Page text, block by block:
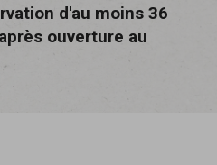
d'au moins 36
ouverture au